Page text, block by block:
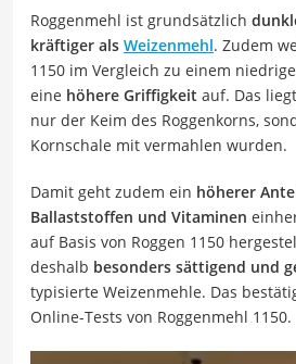
Roggenmehl ist grundsätzlich
kräftiger als Weizenmehl. Zudem
1150 im Vergleich zu einem
eine höhere Griffigkeit auf. Das
nur der Keim des Roggenkorns,
Kornschale mit vermahlen wurden.
Damit geht zudem ein höherer
Ballaststoffen und Vitaminen
auf Basis von Roggen 1150
deshalb besonders sättigend und
typisierte Weizenmehle. Das
Online-Tests von Roggenmehl 1150.